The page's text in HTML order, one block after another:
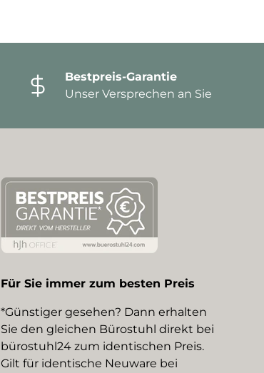
Bestpreis-Garantie
Unser Versprechen an Sie
Für Sie immer zum besten Preis
*Günstiger gesehen? Dann erhalten
Sie den gleichen Bürostuhl direkt bei
bürostuhl24 zum identischen Preis.
Gilt für identische Neuware bei